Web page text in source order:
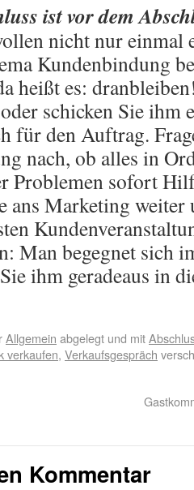
ist vor dem
nicht nur einmal
Kundenbindung
heißt es:
schicken Sie
für den Auftrag.
nach, ob alles in
Problemen sofort
ans Marketing
Man begegnet sich
ihm geradeaus in
Allgemein abgelegt und mit
verkaufen, Verkaufsgespräch
Kommentar